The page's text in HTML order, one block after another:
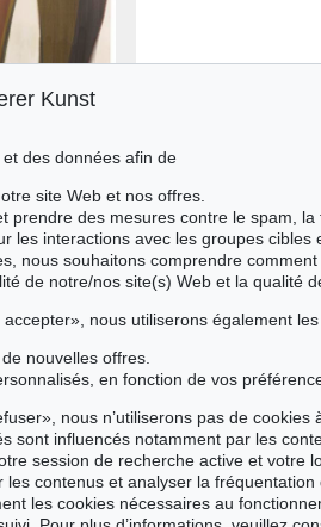
Kunst
des données afin de
site Web et nos offres.
prendre des mesures contre le spam, la
les interactions avec les groupes cibles
nous souhaitons comprendre
de notre/nos site(s) Web et la qualité
nous utiliserons également
nouvelles offres.
en fonction de vos
nous n’utiliserons pas de
sont influencés notamment par les
session de recherche active et votre
contenus et analyser la
les cookies nécessaires au